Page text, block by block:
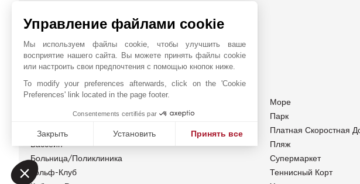
Рекомендуется к просмотру без промедления.
ЭНЕРГЕТИЧЕСКАЯ ДИАГНОСТИКА
БЛИЖАЙШИЕ ОКРЕСТНОСТИ
Автовокзал
Аэропорт
Бассейн
Больница/Поликлиника
Гольф-Клуб
Море
Парк
Платная Скоростная
Пляж
Супермаркет
Теннисный Корт
Управление файлами cookie
Мы используем файлы cookie, чтобы улучшить ваше
восприятие нашего сайта. Вы можете принять файлы cookie
или настроить свои предпочтения с помощью кнопок ниже.
To modify your preferences afterwards, click on the 'Cookie
Preferences' link located in the page footer.
Consentements certifiés par
Закрыть Установить Принять все
Axeptio consent
Платформа управления согласием: настройте свои параметры
Наша платформа позволяет вам настраивать параметры